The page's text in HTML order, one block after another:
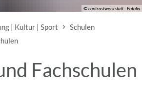
© contrastwerkstatt - Fotolia
| Kultur | Sport
Schulen
Fachschulen